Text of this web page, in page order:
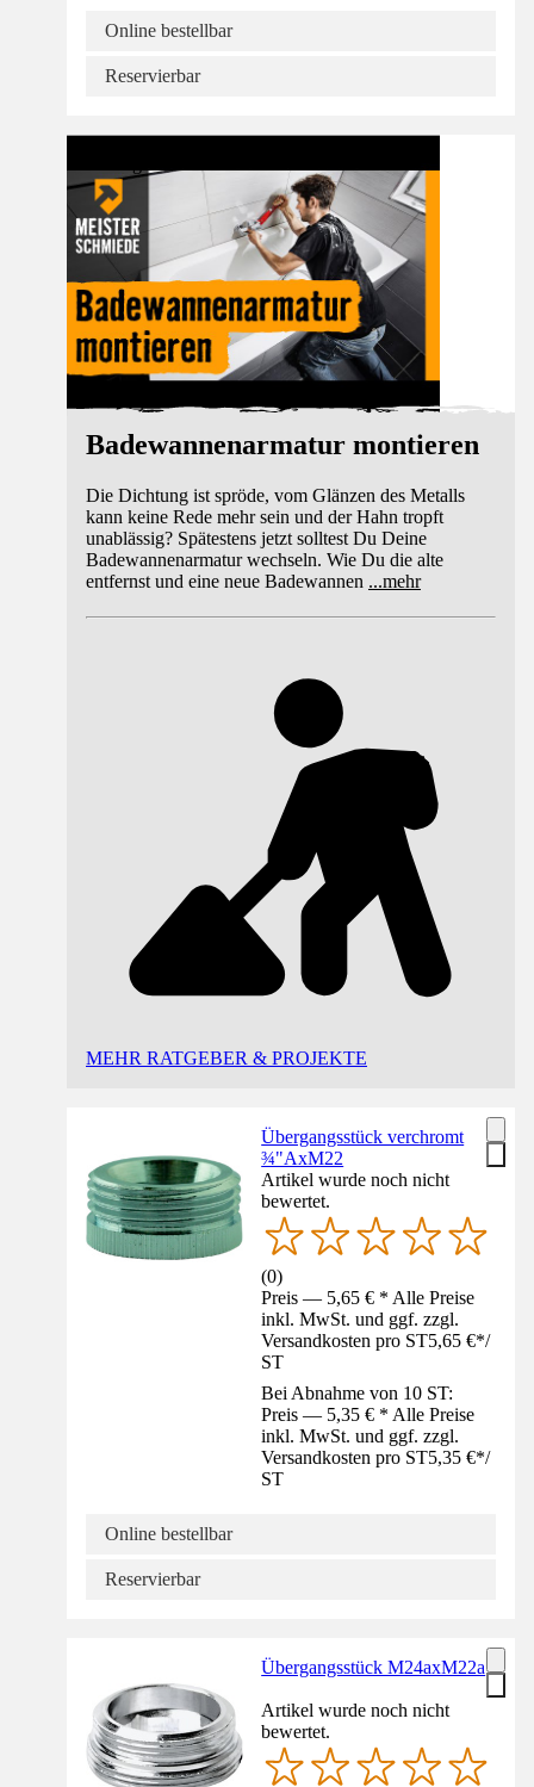
Online bestellbar
Reservierbar
Badewannenarmatur montieren
Die Dichtung ist spröde, vom Glänzen des Metalls
kann keine Rede mehr sein und der Hahn tropft
unablässig? Spätestens jetzt solltest Du Deine
Badewannenarmatur wechseln. Wie Du die alte
entfernst und eine neue Badewannen ...mehr
MEHR RATGEBER & PROJEKTE
Übergangsstück verchromt
¾"AxM22
Artikel wurde noch nicht
bewertet.
(0)
Preis — 5,65 € * Alle Preise
inkl. MwSt. und ggf. zzgl.
Versandkosten pro ST5,65 €*/
ST
Bei Abnahme von 10 ST:
Preis — 5,35 € * Alle Preise
inkl. MwSt. und ggf. zzgl.
Versandkosten pro ST5,35 €*/
ST
Online bestellbar
Reservierbar
Übergangsstück M24axM22a
Artikel wurde noch nicht
bewertet.